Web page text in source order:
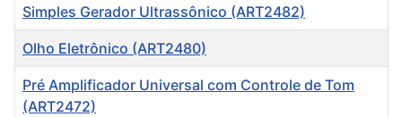
Simples Gerador Ultrassônico (ART2482)
Olho Eletrônico (ART2480)
Pré Amplificador Universal com Controle de Tom
(ART2472)